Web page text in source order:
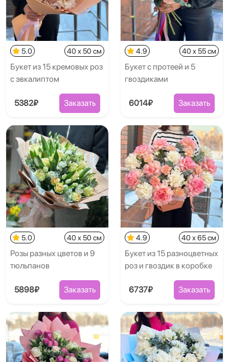
5.0 40 x 50 см
Букет из 15 кремовых роз
с эвкалиптом
5382₽ Заказать
4.9 40 x 55 см
Букет с протеей и 5
гвоздиками
6014₽ Заказать
5.0 40 x 50 см
Розы разных цветов и 9
тюльпанов
5898₽ Заказать
4.9 40 x 65 см
Букет из 15 разноцветных
роз и гвоздик в коробке
6737₽ Заказать